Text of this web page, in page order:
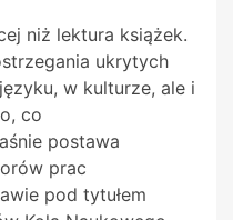
niż lektura książek.
ukrytych
w kulturze, ale i
co
postawa
prac
pod tytułem